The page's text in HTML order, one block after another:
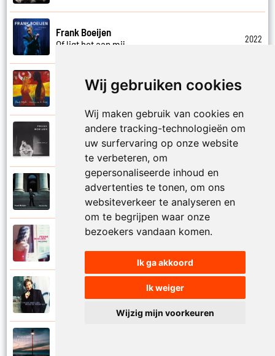
Wij gebruiken cookies
Wij maken gebruik van cookies en
andere tracking-technologieën om
uw surfervaring op onze website
te verbeteren, om
gepersonaliseerde inhoud en
advertenties te tonen, om ons
websiteverkeer te analyseren en
om te begrijpen waar onze
bezoekers vandaan komen.
Ik ga akkoord
Ik weiger
Wijzig mijn voorkeuren
Frank Boeijen
Of ligt het aan mij
2022
Frank Boeijen
Frank Boeijen
Onschuld
Frank Boeijen
Op een dag
Frank Boeijen
Op het terras
Open de poorten